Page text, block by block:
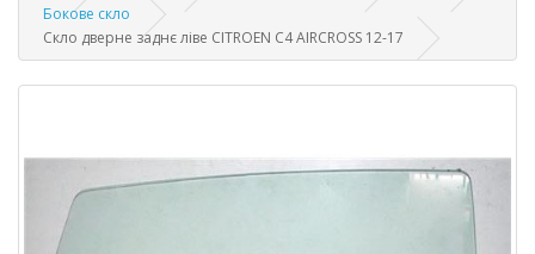
Бокове скло
Скло дверне заднє ліве CITROEN C4 AIRCROSS 12-17